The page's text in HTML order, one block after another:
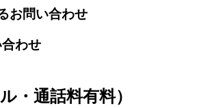
お問い合わせ
わせ
・通話料有料）